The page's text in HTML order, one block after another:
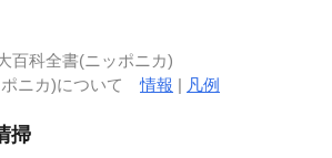
科全書(ニッポニカ)
ポニカ)について情報 | 凡例
掃